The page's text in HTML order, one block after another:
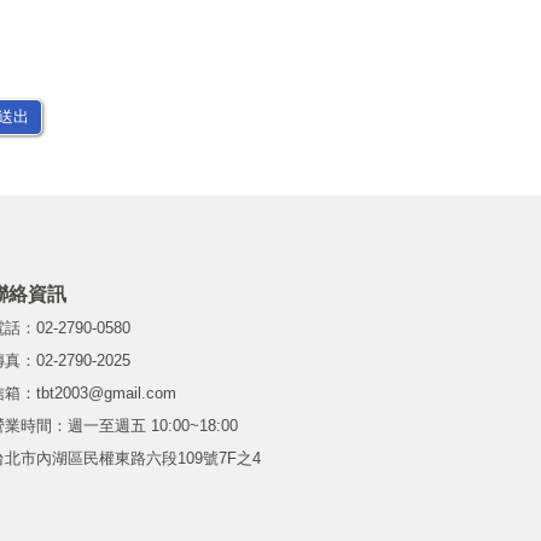
出
絡資訊
話：02-2790-0580
真：02-2790-2025
箱：tbt2003@gmail.com
業時間：週一至週五 10:00~18:00
北市內湖區民權東路六段109號7F之4